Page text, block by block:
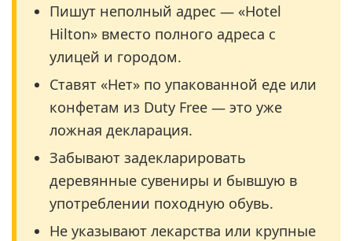
Пишут неполный адрес — «Hotel
Hilton» вместо полного адреса с
улицей и городом.
Ставят «Нет» по упакованной еде или
конфетам из Duty Free — это уже
ложная декларация.
Забывают задекларировать
деревянные сувениры и бывшую в
употреблении походную обувь.
Не указывают лекарства или крупные